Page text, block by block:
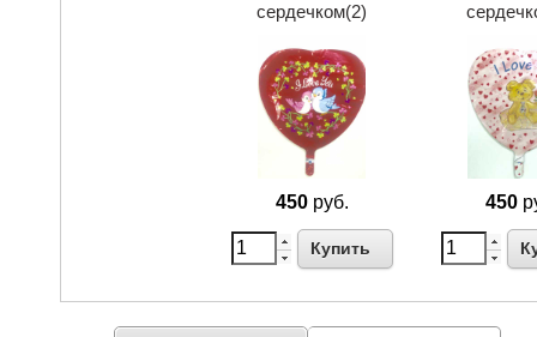
сердечком(2)
450руб.
Купить
450